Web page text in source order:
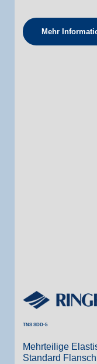
Mehr
TNS SDD-5
Mehrteilige
Standard